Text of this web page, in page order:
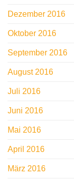
Dezember 2016
Oktober 2016
September 2016
August 2016
Juli 2016
Juni 2016
Mai 2016
April 2016
März 2016